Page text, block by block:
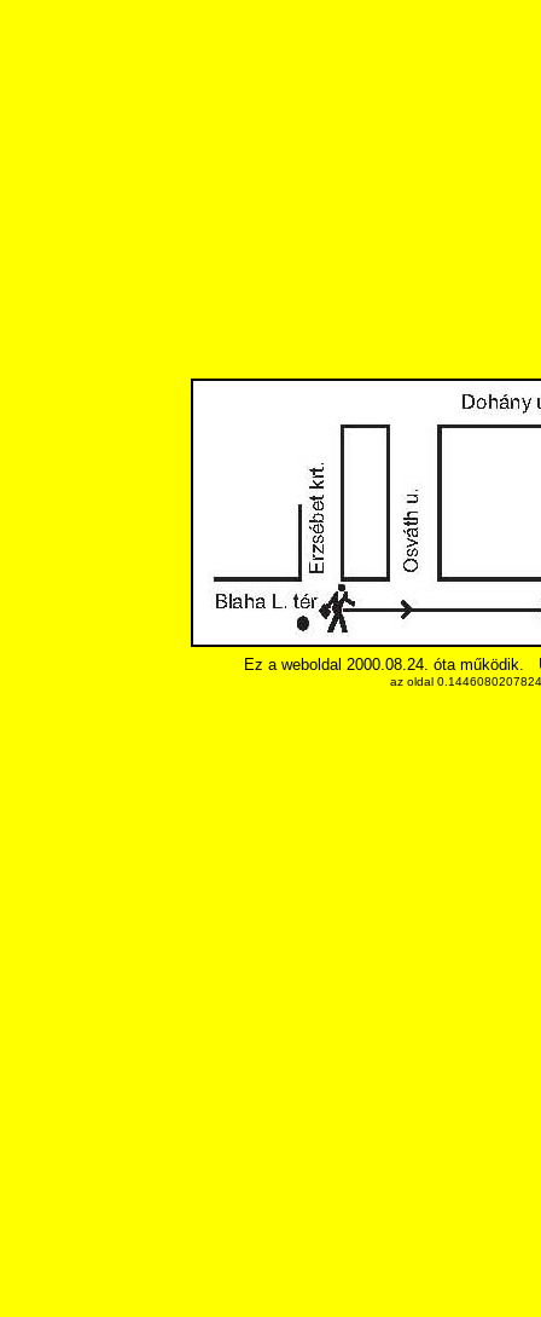
Ez a weboldal 2000.08.24. óta működik.
az oldal